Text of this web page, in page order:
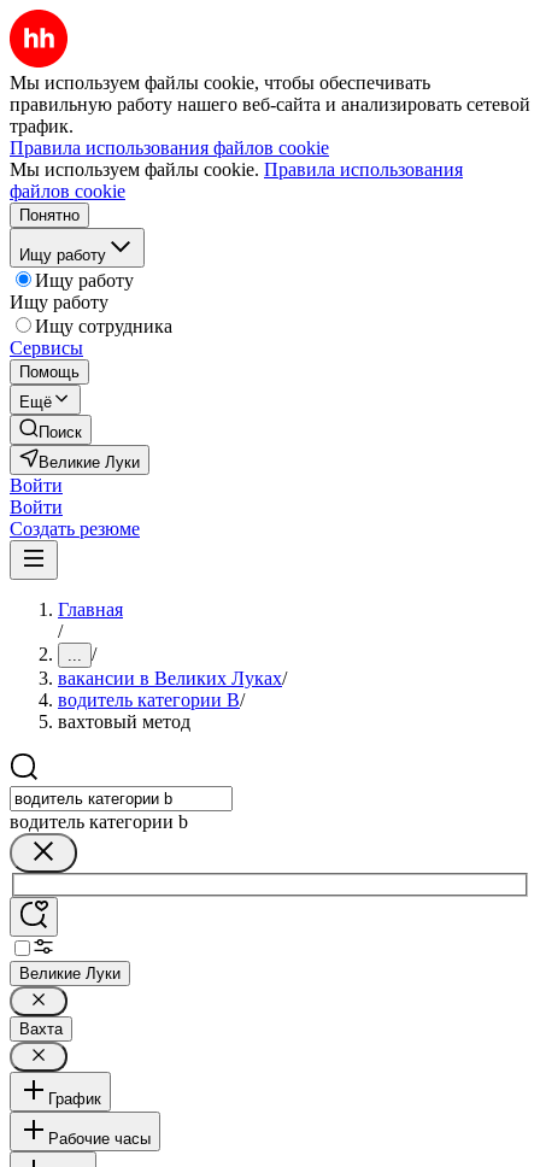
Мы используем файлы cookie, чтобы обеспечивать
правильную работу нашего веб-сайта и анализировать сетевой
трафик.
Правила использования файлов cookie
Мы используем файлы cookie. Правила использования
файлов cookie
Понятно
Ищу работу
Ищу работу
Ищу работу
Ищу сотрудника
Сервисы
Помощь
Ещё
Поиск
Великие Луки
Войти
Войти
Создать резюме
Главная
/
... /
вакансии в Великих Луках/
водитель категории B/
вахтовый метод
водитель категории b
Великие Луки
Вахта
График
Рабочие часы